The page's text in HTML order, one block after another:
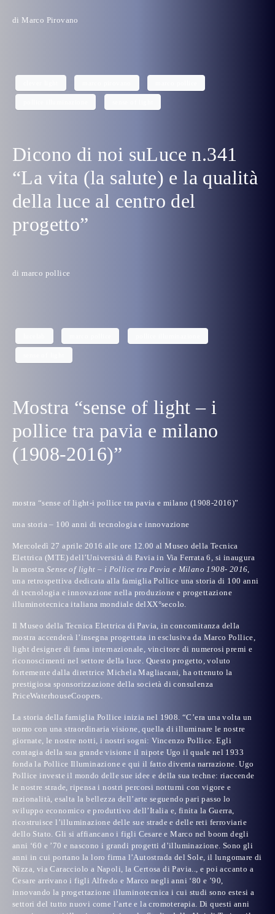
di Marco Pirovano
Dicono di noi suLuce n.341
“La vita (la salute) e la qualità
della luce al centro del
progetto”
di marco pollice
Mostra “sense of light – i
pollice tra pavia e milano
(1908-2016)”
mostra “sense of light-i pollice tra pavia e milano (1908-2016)”
una storia – 100 anni di tecnologia e innovazione
Mercoledì 27 aprile 2016 alle ore 12.00 alMuseo della Tecnica
Elettrica (MTE) dell’Università di Pavia in Via Ferrata 6, si inaugura
la mostraSense of light – i Pollice tra Pavia e Milano 1908- 2016,
una retrospettiva dedicata alla famiglia Pollice una storia di 100 anni
di tecnologia e innovazione nella produzione e progettazione
illuminotecnica italiana mondiale delXX°secolo.
Il Museo della Tecnica Elettrica di Pavia, in concomitanza della
mostra accenderà l’insegna progettata in esclusiva da Marco Pollice,
light designer di fama internazionale, vincitore di numerosi premi e
riconoscimenti nel settore della luce. Questo progetto, voluto
fortemente dalla direttriceMichela Magliacani, ha ottenuto la
prestigiosa sponsorizzazione della società di consulenza
PriceWaterhouseCoopers.
La storia della famiglia Pollice inizia nel 1908. “C’era una volta un
uomo con una straordinaria visione, quella di illuminare le nostre
giornate, le nostre notti, i nostri sogni: Vincenzo Pollice. Egli
contagia della sua grande visione il nipote Ugo il quale nel 1933
fonda la Pollice Illuminazione e qui il fatto diventa narrazione. Ugo
Pollice investe il mondo delle sue idee e della sua techne: riaccende
le nostre strade, ripensa i nostri percorsi notturni con vigore e
razionalità, esalta la bellezza dell’arte seguendo pari passo lo
sviluppo economico e produttivo dell’Italia e, finita la Guerra,
ricostruisce l’illuminazione delle sue strade e delle reti ferroviarie
dello Stato. Gli si affiancano i figli Cesare e Marco nel boom degli
anni ‘60 e ’70 e nascono i grandi progetti d’illuminazione. Sono gli
anni in cui portano la loro firma l’Autostrada del Sole, il lungomare di
Nizza, via Caracciolo a Napoli, la Certosa di Pavia.., e poi accanto a
Cesare arrivano i figli Alfredo e Marco negli anni ‘80 e ’90,
innovando la progettazione illuminotecnica i cui studi sono estesi a
settori del tutto nuovi come l’arte e la cromoterapia. Di questi anni